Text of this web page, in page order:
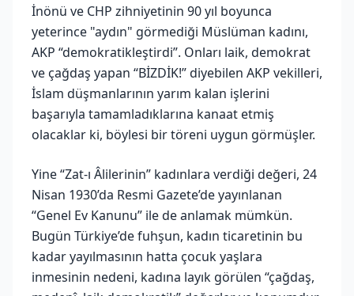
İnönü ve CHP zihniyetinin 90 yıl boyunca
yeterince "aydın" görmediği Müslüman kadını,
AKP “demokratikleştirdi”. Onları laik, demokrat
ve çağdaş yapan “BİZDİK!” diyebilen AKP vekilleri,
İslam düşmanlarının yarım kalan işlerini
başarıyla tamamladıklarına kanaat etmiş
olacaklar ki, böylesi bir töreni uygun görmüşler.
Yine “Zat-ı Âlilerinin” kadınlara verdiği değeri, 24
Nisan 1930’da Resmi Gazete’de yayınlanan
“Genel Ev Kanunu” ile de anlamak mümkün.
Bugün Türkiye’de fuhşun, kadın ticaretinin bu
kadar yayılmasının hatta çocuk yaşlara
inmesinin nedeni, kadına layık görülen “çağdaş,